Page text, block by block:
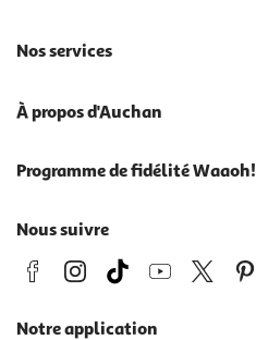
Nos services
À propos d'Auchan
Programme de fidélité Waaoh!
Nous suivre
Notre application